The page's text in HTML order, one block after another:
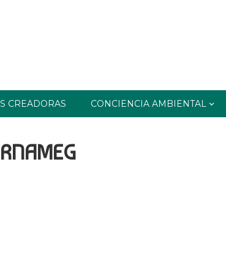
CREADORAS CONCIENCIA AMBIENTAL